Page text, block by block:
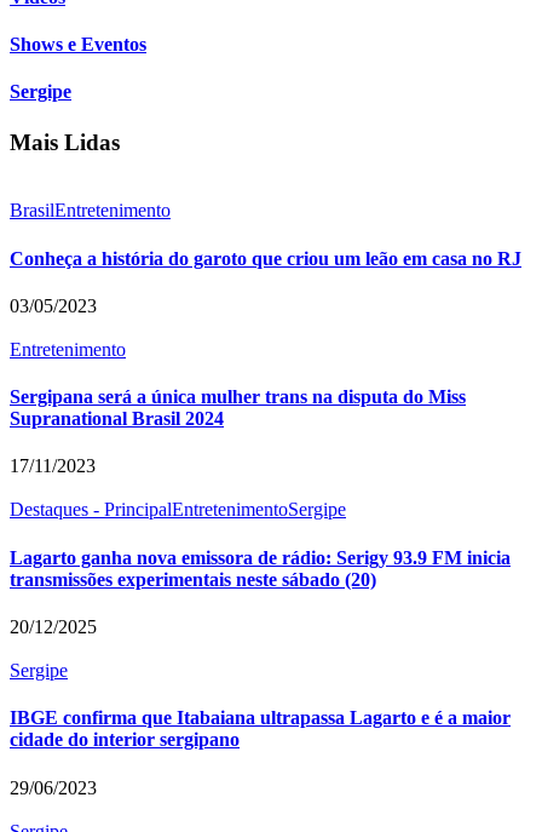
Shows e Eventos
Sergipe
Mais Lidas
BrasilEntretenimento
Conheça a história do garoto que criou um leão em casa no RJ
03/05/2023
Entretenimento
Sergipana será a única mulher trans na disputa do Miss
Supranational Brasil 2024
17/11/2023
Destaques - PrincipalEntretenimentoSergipe
Lagarto ganha nova emissora de rádio: Serigy 93.9 FM inicia
transmissões experimentais neste sábado (20)
20/12/2025
Sergipe
IBGE confirma que Itabaiana ultrapassa Lagarto e é a maior
cidade do interior sergipano
29/06/2023